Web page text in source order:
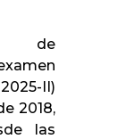
de
II)
2018,
las